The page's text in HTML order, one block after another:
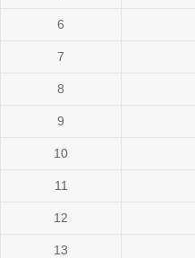
6
7
8
9
10
11
12
13